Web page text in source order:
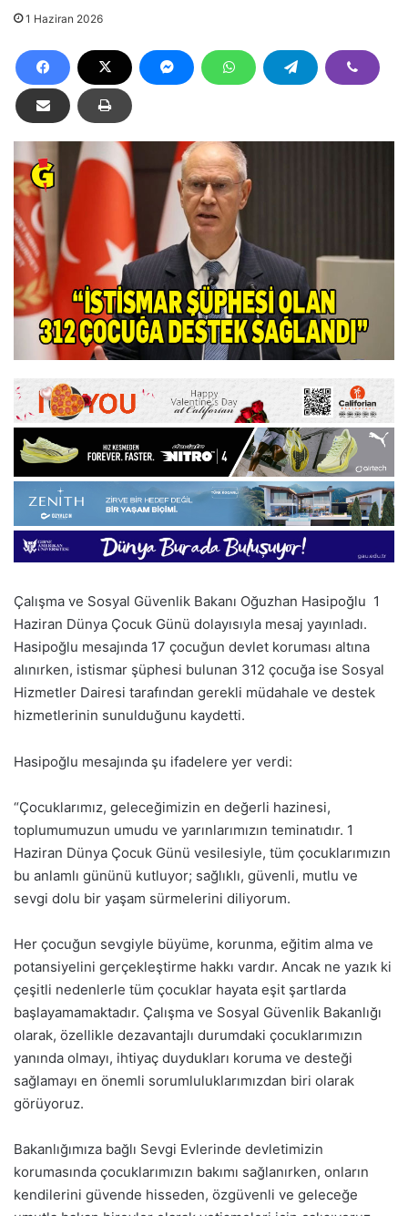
1 Haziran 2026
Çalışma ve Sosyal Güvenlik Bakanı Oğuzhan Hasipoğlu 1
Haziran Dünya Çocuk Günü dolayısıyla mesaj yayınladı.
Hasipoğlu mesajında 17 çocuğun devlet koruması altına
alınırken, istismar şüphesi bulunan 312 çocuğa ise Sosyal
Hizmetler Dairesi tarafından gerekli müdahale ve destek
hizmetlerinin sunulduğunu kaydetti.
Hasipoğlu mesajında şu ifadelere yer verdi:
“Çocuklarımız, geleceğimizin en değerli hazinesi,
toplumumuzun umudu ve yarınlarımızın teminatıdır. 1
Haziran Dünya Çocuk Günü vesilesiyle, tüm çocuklarımızın
bu anlamlı gününü kutluyor; sağlıklı, güvenli, mutlu ve
sevgi dolu bir yaşam sürmelerini diliyorum.
Her çocuğun sevgiyle büyüme, korunma, eğitim alma ve
potansiyelini gerçekleştirme hakkı vardır. Ancak ne yazık ki
çeşitli nedenlerle tüm çocuklar hayata eşit şartlarda
başlayamamaktadır. Çalışma ve Sosyal Güvenlik Bakanlığı
olarak, özellikle dezavantajlı durumdaki çocuklarımızın
yanında olmayı, ihtiyaç duydukları koruma ve desteği
sağlamayı en önemli sorumluluklarımızdan biri olarak
görüyoruz.
Bakanlığımıza bağlı Sevgi Evlerinde devletimizin
korumasında çocuklarımızın bakımı sağlanırken, onların
kendilerini güvende hisseden, özgüvenli ve geleceğe